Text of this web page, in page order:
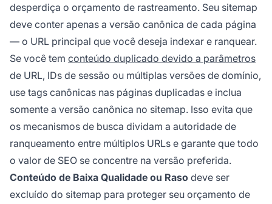
desperdiça o orçamento de rastreamento. Seu sitemap
deve conter apenas a versão canônica de cada página
— o URL principal que você deseja indexar e ranquear.
Se você tem conteúdo duplicado devido a parâmetros
de URL, IDs de sessão ou múltiplas versões de domínio,
use tags canônicas nas páginas duplicadas e inclua
somente a versão canônica no sitemap. Isso evita que
os mecanismos de busca dividam a autoridade de
ranqueamento entre múltiplos URLs e garante que todo
o valor de SEO se concentre na versão preferida.
Conteúdo de Baixa Qualidade ou Raso deve ser
excluído do sitemap para proteger seu orçamento de